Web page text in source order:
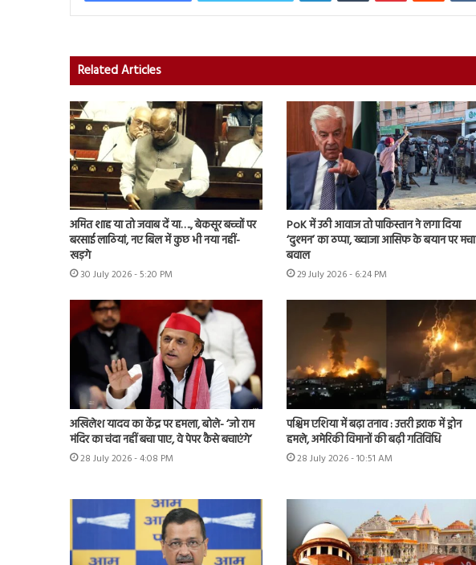
Related Articles
अमित शाह या तो जवाब दें या…., बेकसूर बच्चों पर
बरसाई लाठियां, नए बिल में कुछ भी नया नहीं-
खड़गे
30 July 2026 - 5:20 PM
PoK में उठी आवाज तो पाकिस्तान ने लगा दिया
‘दुश्मन’ का ठप्पा, ख्वाजा आसिफ के बयान पर मचा
बवाल
29 July 2026 - 6:24 PM
अखिलेश यादव का केंद्र पर हमला, बोले- ‘जो राम
मंदिर का चंदा नहीं बचा पाए, वे पेपर कैसे बचाएंगे’
28 July 2026 - 4:08 PM
पश्चिम एशिया में बढ़ा तनाव : उत्तरी इराक में ड्रोन
हमले, अमेरिकी विमानों की बढ़ी गतिविधि
28 July 2026 - 10:51 AM